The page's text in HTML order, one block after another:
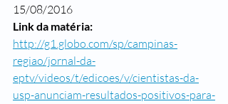
15/08/2016
Link da matéria:
http://g1.globo.com/sp/campinas-
regiao/jornal-da-
eptv/videos/t/edicoes/v/cientistas-da-
usp-anunciam-resultados-positivos-para-